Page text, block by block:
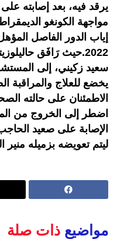
يرقد فيه، بعد إصابته
مواجهة الكونغو
إياب الدور الفاصل
2022.حيث رَافَق
سعيد زكيني، إلى
يخضع للعلاج والمراقبة
الاطمئنان على حالته
اضطر إلى الخروج من
الإصابة على صعيد
ليتم تعويضه بزميله منير
مواضيع ذات صلة